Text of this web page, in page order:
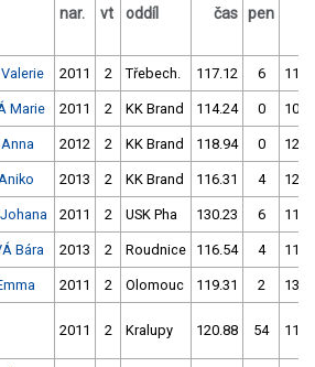
nar. vt oddíl čas pen
2011 2 Třebech. 117.12 6
Marie 2011 2 KK Brand 114.24 0
2012 2 KK Brand 118.94 0
2013 2 KK Brand 116.31 4
2011 2 USK Pha 130.23 6
Bára 2013 2 Roudnice 116.54 4
2011 2 Olomouc 119.31 2
2011 2 Kralupy 120.88 54